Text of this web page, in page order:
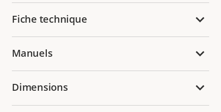
Fiche technique
Manuels
Dimensions